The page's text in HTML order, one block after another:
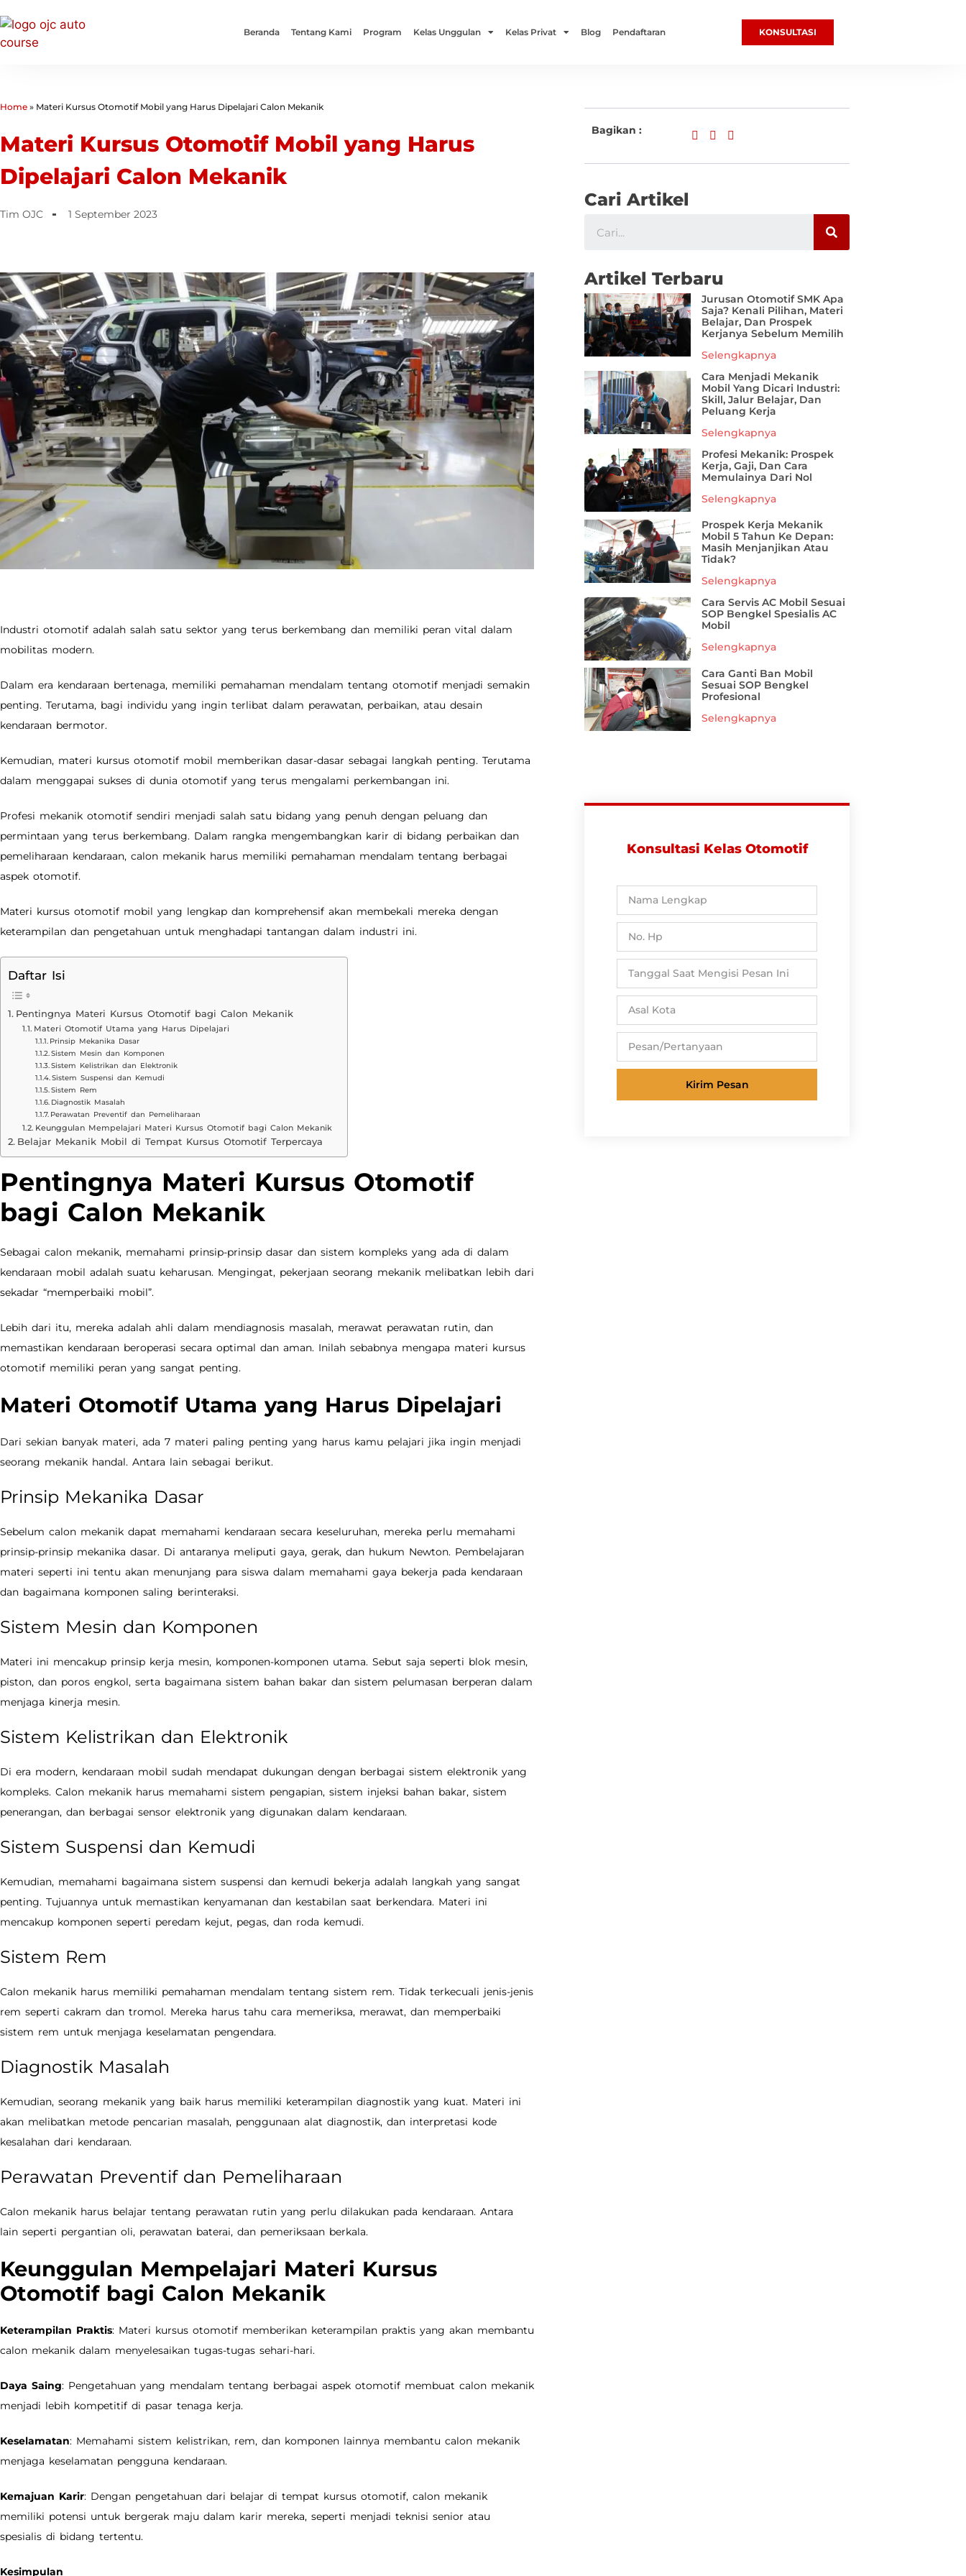
Beranda Tentang Kami Program Kelas Unggulan Kelas Privat Blog Pendaftaran KONSULTASI
Home » Materi Kursus Otomotif Mobil yang Harus Dipelajari Calon Mekanik
Materi Kursus Otomotif Mobil yang Harus
Dipelajari Calon Mekanik
Tim OJC 1 September 2023
Industri otomotif adalah salah satu sektor yang terus berkembang dan memiliki peran vital dalam
mobilitas modern.
Dalam era kendaraan bertenaga, memiliki pemahaman mendalam tentang otomotif menjadi semakin
penting. Terutama, bagi individu yang ingin terlibat dalam perawatan, perbaikan, atau desain
kendaraan bermotor.
Kemudian, materi kursus otomotif mobil memberikan dasar-dasar sebagai langkah penting. Terutama
dalam menggapai sukses di dunia otomotif yang terus mengalami perkembangan ini.
Profesi mekanik otomotif sendiri menjadi salah satu bidang yang penuh dengan peluang dan
permintaan yang terus berkembang. Dalam rangka mengembangkan karir di bidang perbaikan dan
pemeliharaan kendaraan, calon mekanik harus memiliki pemahaman mendalam tentang berbagai
aspek otomotif.
Materi kursus otomotif mobil yang lengkap dan komprehensif akan membekali mereka dengan
keterampilan dan pengetahuan untuk menghadapi tantangan dalam industri ini.
Daftar Isi
Pentingnya Materi Kursus Otomotif bagi Calon Mekanik
Materi Otomotif Utama yang Harus Dipelajari
Prinsip Mekanika Dasar
Sistem Mesin dan Komponen
Sistem Kelistrikan dan Elektronik
Sistem Suspensi dan Kemudi
Sistem Rem
Diagnostik Masalah
Perawatan Preventif dan Pemeliharaan
Keunggulan Mempelajari Materi Kursus Otomotif bagi Calon Mekanik
Belajar Mekanik Mobil di Tempat Kursus Otomotif Terpercaya
Pentingnya Materi Kursus Otomotif
bagi Calon Mekanik
Sebagai calon mekanik, memahami prinsip-prinsip dasar dan sistem kompleks yang ada di dalam
kendaraan mobil adalah suatu keharusan. Mengingat, pekerjaan seorang mekanik melibatkan lebih dari
sekadar “memperbaiki mobil”.
Lebih dari itu, mereka adalah ahli dalam mendiagnosis masalah, merawat perawatan rutin, dan
memastikan kendaraan beroperasi secara optimal dan aman. Inilah sebabnya mengapa materi kursus
otomotif memiliki peran yang sangat penting.
Materi Otomotif Utama yang Harus Dipelajari
Dari sekian banyak materi, ada 7 materi paling penting yang harus kamu pelajari jika ingin menjadi
seorang mekanik handal. Antara lain sebagai berikut.
Prinsip Mekanika Dasar
Sebelum calon mekanik dapat memahami kendaraan secara keseluruhan, mereka perlu memahami
prinsip-prinsip mekanika dasar. Di antaranya meliputi gaya, gerak, dan hukum Newton. Pembelajaran
materi seperti ini tentu akan menunjang para siswa dalam memahami gaya bekerja pada kendaraan
dan bagaimana komponen saling berinteraksi.
Sistem Mesin dan Komponen
Materi ini mencakup prinsip kerja mesin, komponen-komponen utama. Sebut saja seperti blok mesin,
piston, dan poros engkol, serta bagaimana sistem bahan bakar dan sistem pelumasan berperan dalam
menjaga kinerja mesin.
Sistem Kelistrikan dan Elektronik
Di era modern, kendaraan mobil sudah mendapat dukungan dengan berbagai sistem elektronik yang
kompleks. Calon mekanik harus memahami sistem pengapian, sistem injeksi bahan bakar, sistem
penerangan, dan berbagai sensor elektronik yang digunakan dalam kendaraan.
Sistem Suspensi dan Kemudi
Kemudian, memahami bagaimana sistem suspensi dan kemudi bekerja adalah langkah yang sangat
penting. Tujuannya untuk memastikan kenyamanan dan kestabilan saat berkendara. Materi ini
mencakup komponen seperti peredam kejut, pegas, dan roda kemudi.
Sistem Rem
Calon mekanik harus memiliki pemahaman mendalam tentang sistem rem. Tidak terkecuali jenis-jenis
rem seperti cakram dan tromol. Mereka harus tahu cara memeriksa, merawat, dan memperbaiki
sistem rem untuk menjaga keselamatan pengendara.
Diagnostik Masalah
Kemudian, seorang mekanik yang baik harus memiliki keterampilan diagnostik yang kuat. Materi ini
akan melibatkan metode pencarian masalah, penggunaan alat diagnostik, dan interpretasi kode
kesalahan dari kendaraan.
Perawatan Preventif dan Pemeliharaan
Calon mekanik harus belajar tentang perawatan rutin yang perlu dilakukan pada kendaraan. Antara
lain seperti pergantian oli, perawatan baterai, dan pemeriksaan berkala.
Keunggulan Mempelajari Materi Kursus
Otomotif bagi Calon Mekanik
Keterampilan Praktis: Materi kursus otomotif memberikan keterampilan praktis yang akan membantu
calon mekanik dalam menyelesaikan tugas-tugas sehari-hari.
Daya Saing: Pengetahuan yang mendalam tentang berbagai aspek otomotif membuat calon mekanik
menjadi lebih kompetitif di pasar tenaga kerja.
Keselamatan: Memahami sistem kelistrikan, rem, dan komponen lainnya membantu calon mekanik
menjaga keselamatan pengguna kendaraan.
Kemajuan Karir: Dengan pengetahuan dari belajar di tempat kursus otomotif, calon mekanik
memiliki potensi untuk bergerak maju dalam karir mereka, seperti menjadi teknisi senior atau
spesialis di bidang tertentu.
Kesimpulan
Bagikan :
Cari Artikel
Artikel Terbaru
Jurusan Otomotif SMK Apa
Saja? Kenali Pilihan, Materi
Belajar, Dan Prospek
Kerjanya Sebelum Memilih
Selengkapnya
Cara Menjadi Mekanik
Mobil Yang Dicari Industri:
Skill, Jalur Belajar, Dan
Peluang Kerja
Selengkapnya
Profesi Mekanik: Prospek
Kerja, Gaji, Dan Cara
Memulainya Dari Nol
Selengkapnya
Prospek Kerja Mekanik
Mobil 5 Tahun Ke Depan:
Masih Menjanjikan Atau
Tidak?
Selengkapnya
Cara Servis AC Mobil Sesuai
SOP Bengkel Spesialis AC
Mobil
Selengkapnya
Cara Ganti Ban Mobil
Sesuai SOP Bengkel
Profesional
Selengkapnya
Konsultasi Kelas Otomotif
Kirim Pesan